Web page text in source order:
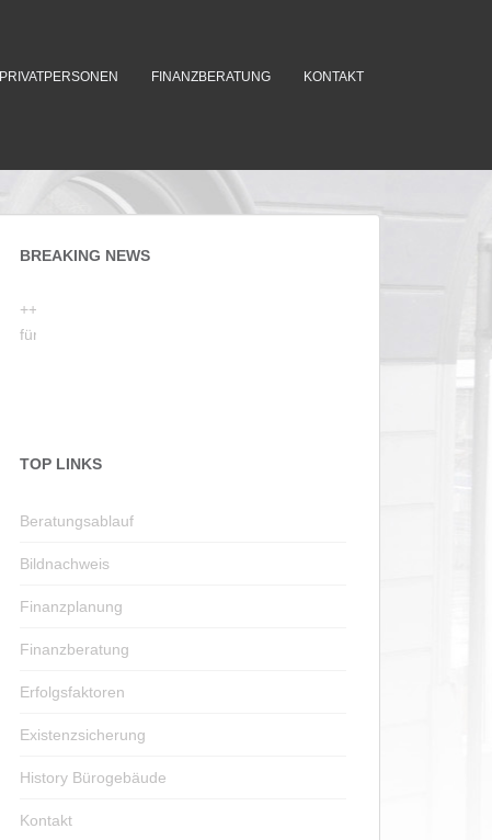
PRIVATPERSONEN FINANZBERATUNG KONTAKT
BREAKING NEWS
++ Nutzen Sie unser Kontaktformular
für eine unverbindliche Erstberatung ++
TOP LINKS
Beratungsablauf
Bildnachweis
Finanzplanung
Finanzberatung
Erfolgsfaktoren
Existenzsicherung
History Bürogebäude
Kontakt